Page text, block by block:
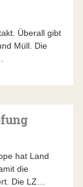
Überall gibt
Müll. Die
hat Land
die
Die LZ…